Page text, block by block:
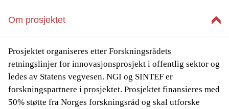
Om prosjektet
Prosjektet organiseres etter Forskningsrådets
retningslinjer for innovasjonsprosjekt i offentlig sektor og
ledes av Statens vegvesen. NGI og SINTEF er
forskningspartnere i prosjektet. Prosjektet finansieres med
50% støtte fra Norges forskningsråd og skal utforske